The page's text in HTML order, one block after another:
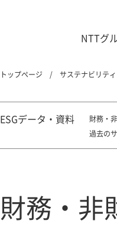
NTTグ
トップページ サステナビリティ
ESGデータ・資料 財務・
過去の
財務・非